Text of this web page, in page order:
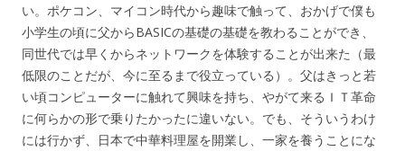
い。ポケコン、マイコン時代から趣味で触って、おかげで僕も
小学生の頃に父からBASICの基礎の基礎を教わることができ、
同世代では早くからネットワークを体験することが出来た（最
低限のことだが、今に至るまで役立っている）。父はきっと若
い頃コンピューターに触れて興味を持ち、やがて来るＩＴ革命
に何らかの形で乗りたかったに違いない。でも、そういうわけ
には行かず、日本で中華料理屋を開業し、一家を養うことにな